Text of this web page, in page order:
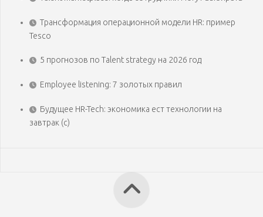
Трансформация операционной модели HR: пример
Tesco
5 прогнозов по Talent strategy на 2026 год
Employee listening: 7 золотых правил
Будущее HR-Tech: экономика ест технологии на
завтрак (с)